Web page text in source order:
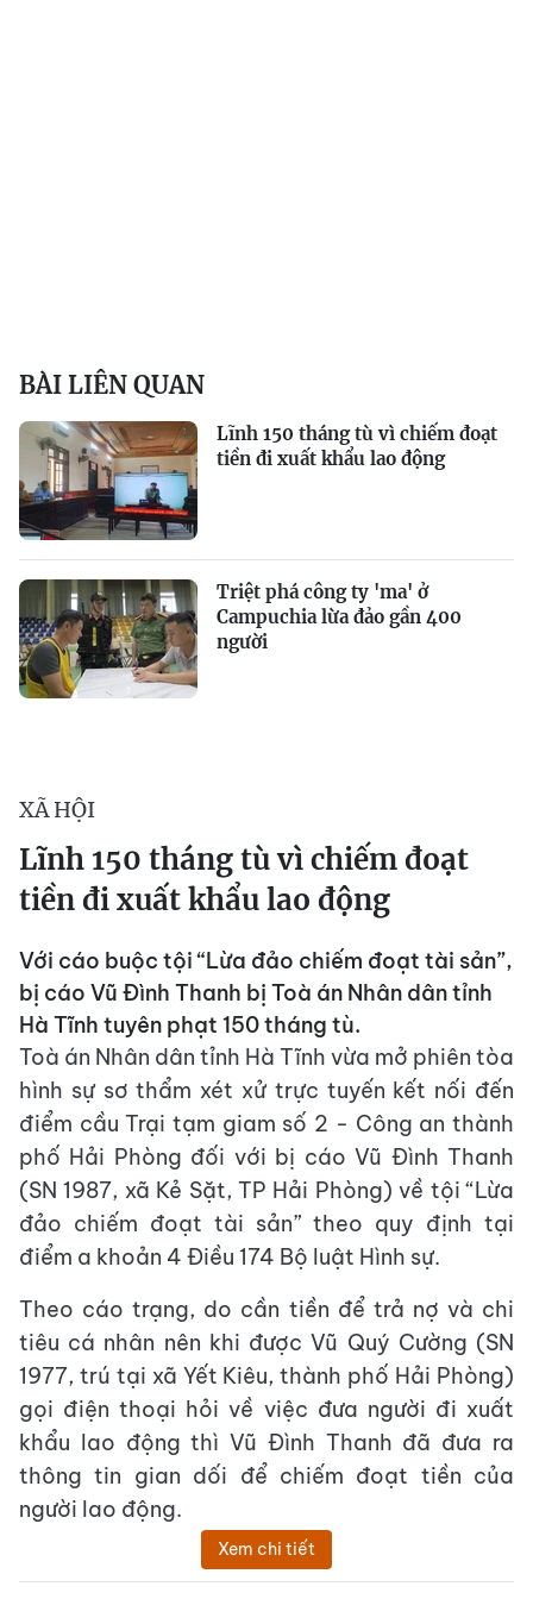
BÀI LIÊN QUAN
Lĩnh 150 tháng tù vì chiếm đoạt
tiền đi xuất khẩu lao động
Triệt phá công ty 'ma' ở
Campuchia lừa đảo gần 400
người
XÃ HỘI
Lĩnh 150 tháng tù vì chiếm đoạt
tiền đi xuất khẩu lao động
Với cáo buộc tội “Lừa đảo chiếm đoạt tài sản”,
bị cáo Vũ Đình Thanh bị Toà án Nhân dân tỉnh
Hà Tĩnh tuyên phạt 150 tháng tù.
Toà án Nhân dân tỉnh Hà Tĩnh vừa mở phiên tòa
hình sự sơ thẩm xét xử trực tuyến kết nối đến
điểm cầu Trại tạm giam số 2 - Công an thành
phố Hải Phòng đối với bị cáo Vũ Đình Thanh
(SN 1987, xã Kẻ Sặt, TP Hải Phòng) về tội “Lừa
đảo chiếm đoạt tài sản” theo quy định tại
điểm a khoản 4 Điều 174 Bộ luật Hình sự.
Theo cáo trạng, do cần tiền để trả nợ và chi
tiêu cá nhân nên khi được Vũ Quý Cường (SN
1977, trú tại xã Yết Kiêu, thành phố Hải Phòng)
gọi điện thoại hỏi về việc đưa người đi xuất
khẩu lao động thì Vũ Đình Thanh đã đưa ra
thông tin gian dối để chiếm đoạt tiền của
người lao động.
Xem chi tiết